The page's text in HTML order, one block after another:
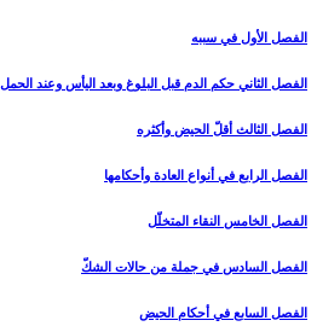
الفصل الأول في سببه
الفصل الثاني حكم الدم قبل البلوغ وبعد اليأس وعند الحمل‏
الفصل الثالث أقلّ الحيض وأكثره‏
الفصل الرابع في أنواع العادة وأحكامها
الفصل الخامس النقاء المتخلّل‏
الفصل السادس في جملة من حالات الشكّ‏
الفصل السابع في أحكام الحيض